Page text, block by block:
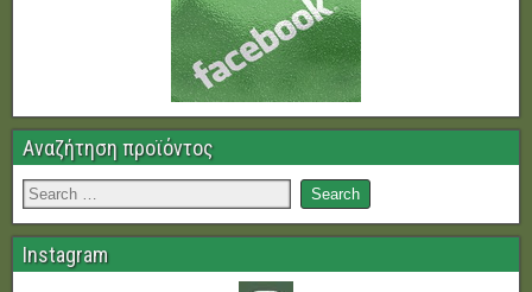
Αναζήτηση προϊόντος
Instagram